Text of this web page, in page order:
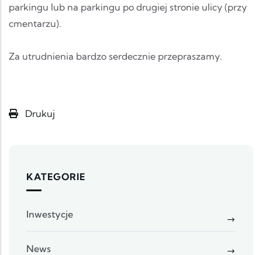
parkingu lub na parkingu po drugiej stronie ulicy (przy
cmentarzu).
Za utrudnienia bardzo serdecznie przepraszamy.
Drukuj
KATEGORIE
Inwestycje
News